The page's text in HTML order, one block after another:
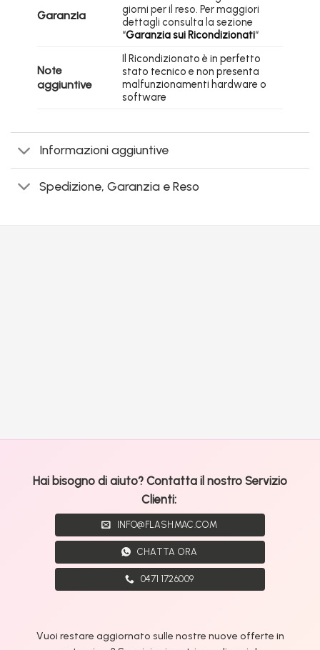
Garanzia
giorni per il reso. Per maggiori
dettagli consulta la sezione
“Garanzia sui Ricondizionati“
Note
aggiuntive
Il Ricondizionato è in perfetto
stato tecnico e non presenta
malfunzionamenti hardware o
software
Informazioni aggiuntive
Spedizione, Garanzia e Reso
Hai bisogno di aiuto? Contatta il nostro Servizio
Clienti:
INFO@FLASHMAC.COM
CHATTA ORA
0471 1726009
Vuoi restare aggiornato sulle nostre nuove offerte in